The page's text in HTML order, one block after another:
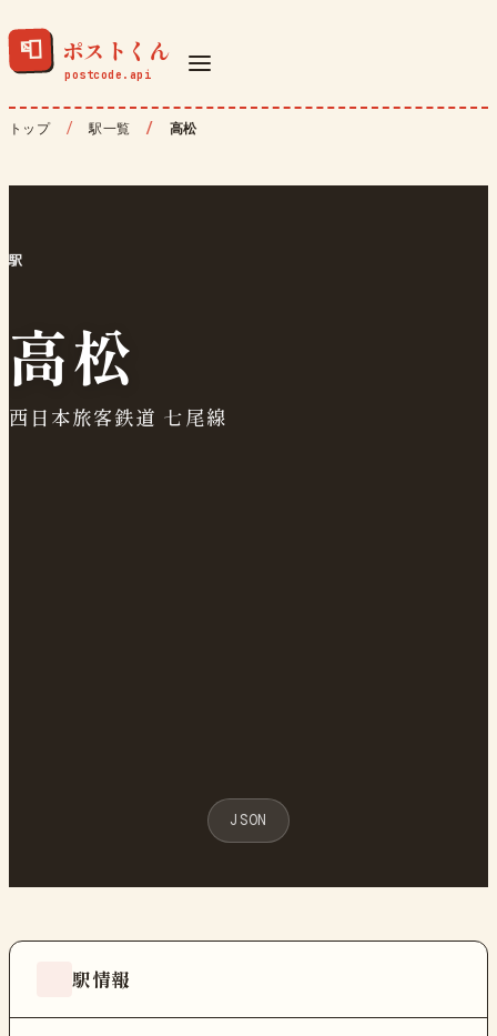
📮 ポストくん
トップ 駅一覧 高松
駅
高松
西日本旅客鉄道 七尾線
JSON
駅情報